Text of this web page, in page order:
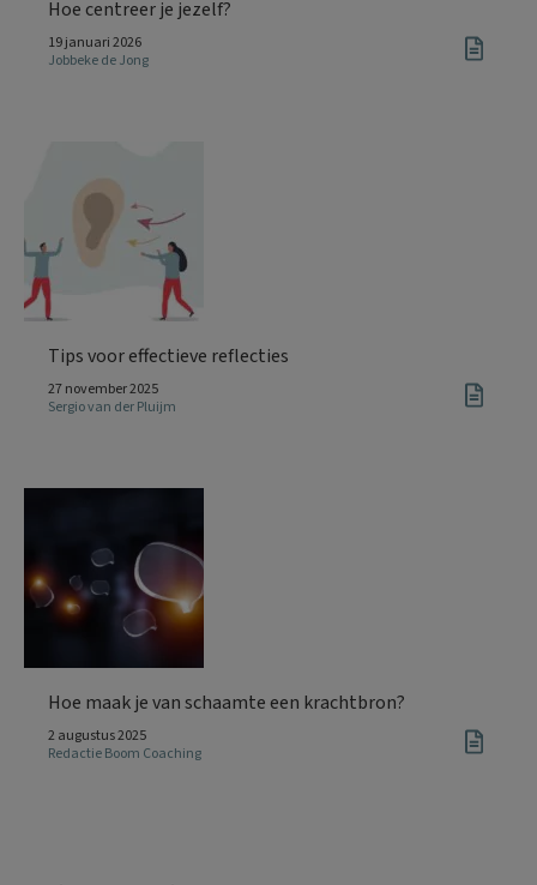
Hoe centreer je jezelf?
19 januari 2026
Jobbeke de Jong
Tips voor effectieve reflecties
27 november 2025
Sergio van der Pluijm
Hoe maak je van schaamte een krachtbron?
2 augustus 2025
Redactie Boom Coaching